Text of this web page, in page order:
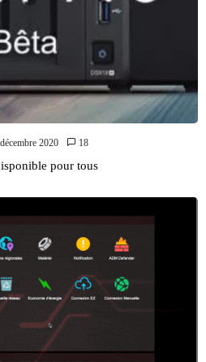
2020 18
pour tous